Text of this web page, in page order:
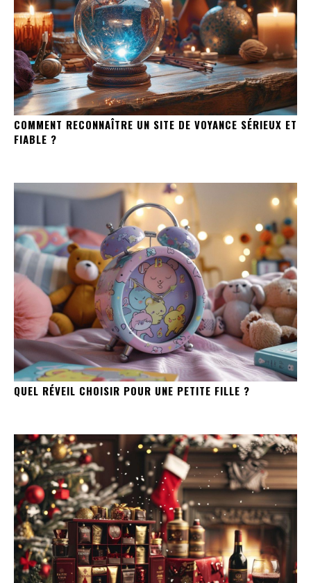
COMMENT RECONNAÎTRE UN SITE DE VOYANCE SÉRIEUX ET
FIABLE ?
QUEL RÉVEIL CHOISIR POUR UNE PETITE FILLE ?